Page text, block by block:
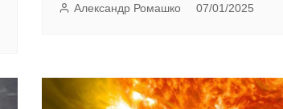
Александр Ромашко 07/01/2025